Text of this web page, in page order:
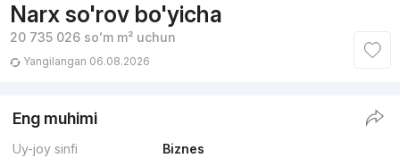
Narx so'rov bo'yicha
20 735 026 soʻmm² uchun
Yangilangan 06.08.2026
Eng muhimi
Uy-joy sinfi
Biznes